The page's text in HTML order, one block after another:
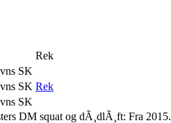
Rek
SK
SK Rek
SK
DM squat og dÃ¸dlÃ¸ft: Fra 2015.